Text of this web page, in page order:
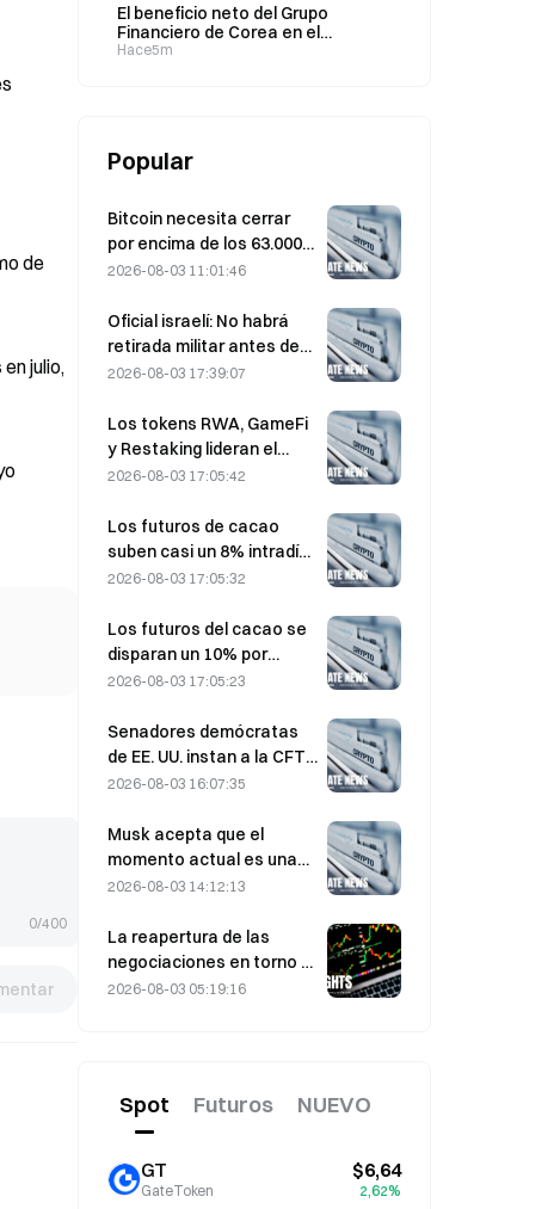
de
julio,
0/400
El beneficio neto del Grupo
Financiero de Corea en el
segundo trimestre aumenta un
Hace5m
Popular
Bitcoin necesita cerrar
por encima de los 63.000
USD en agosto para
mercado bajista, según
una investigación de 10x.
2026-08-03 11:01:46
Oficial israelí: No habrá
retirada militar antes de
que Hamás se desarme
2026-08-03 17:39:07
Los tokens RWA, GameFi
y Restaking lideran el
rendimiento del mercado
2026-08-03 17:05:42
Los futuros de cacao
suben casi un 8% intradía
el pasado viernes,
participantes del mercado
2026-08-03 17:05:32
Los futuros del cacao se
disparan un 10% por
preocupaciones sobre el
los 6.000 dólares la
tonelada
2026-08-03 17:05:23
Senadores demócratas
de EE. UU. instan a la CFTC
a restringir los productos
incendios forestales ante
una temporada récord de
incendios
2026-08-03 16:07:35
Musk acepta que el
momento actual es una
oportunidad de compra
agosto.
2026-08-03 14:12:13
La reapertura de las
negociaciones en torno a
Ormuz provoca una caída
forma temporal?
2026-08-03 05:19:16
Spot Futuros NUEVO
GT
GateToken
$6,64
2,62%